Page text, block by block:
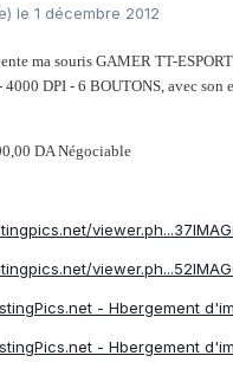
le 1 décembre 2012
ma souris GAMER TT-
DPI - 6 BOUTONS, avec son
DA Négociable
- Hbergement
- Hbergement